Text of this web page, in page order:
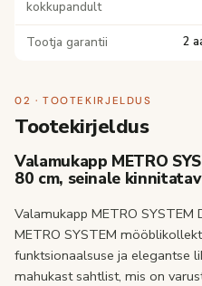
kokkupandult
Tootja garantii 2
02 · TOOTEKIRJELDUS
Tootekirjeldus
Valamukapp METRO
80 cm, seinale kinnitatav
Valamukapp METRO
METRO SYSTEM
funktsionaalsuse ja elegantse
mahukast sahtlist, mis on